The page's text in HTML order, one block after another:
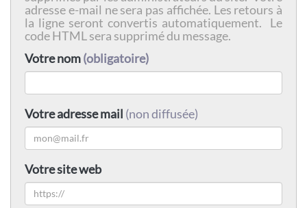
adresse e-mail ne sera pas affichée. Les retours à
la ligne seront convertis automatiquement. Le
code HTML sera supprimé du message.
Votre nom(obligatoire)
Votre adresse mail (non diffusée)
Votre site web